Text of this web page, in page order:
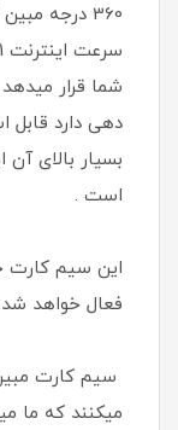
360 درجه
شما قرار
دهی دارد قابل
بسیار بالای
است .
این سیم کارت
فعال خواهد
سیم کارت
میکنند که ما